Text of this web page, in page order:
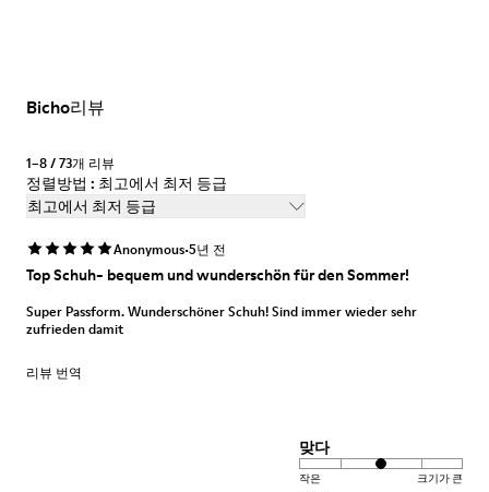
하세요.
Bicho리뷰
1–8 / 73개 리뷰
정렬방법 : 최고에서 최저 등급
최고에서 최저 등급
Anonymous·5년 전
Top Schuh- bequem und wunderschön für den Sommer!
Super Passform. Wunderschöner Schuh! Sind immer wieder sehr
zufrieden damit
리뷰 번역
맞다
작은 크기가 큰